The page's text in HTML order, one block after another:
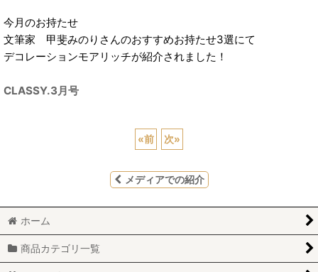
今月のお持たせ
文筆家 甲斐みのりさんのおすすめお持たせ3選にて
デコレーションモアリッチが紹介されました！
CLASSY.3月号
«前 次»
メディアでの紹介
ホーム
商品カテゴリ一覧